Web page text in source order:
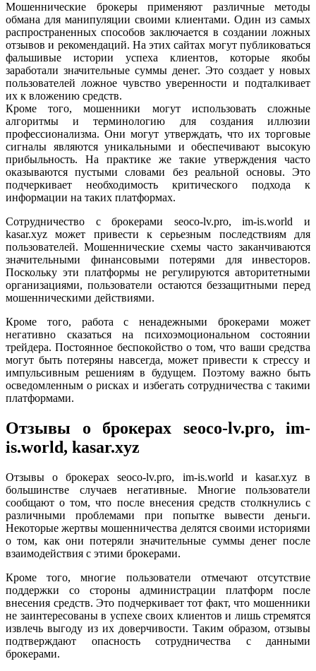
Мошеннические брокеры применяют различные методы
обмана для манипуляции своими клиентами. Один из самых
распространенных способов заключается в создании ложных
отзывов и рекомендаций. На этих сайтах могут публиковаться
фальшивые истории успеха клиентов, которые якобы
заработали значительные суммы денег. Это создает у новых
пользователей ложное чувство уверенности и подталкивает
их к вложению средств.
Кроме того, мошенники могут использовать сложные
алгоритмы и терминологию для создания иллюзии
профессионализма. Они могут утверждать, что их торговые
сигналы являются уникальными и обеспечивают высокую
прибыльность. На практике же такие утверждения часто
оказываются пустыми словами без реальной основы. Это
подчеркивает необходимость критического подхода к
информации на таких платформах.
Сотрудничество с брокерами seoco-lv.pro, im-is.world и
kasar.xyz может привести к серьезным последствиям для
пользователей. Мошеннические схемы часто заканчиваются
значительными финансовыми потерями для инвесторов.
Поскольку эти платформы не регулируются авторитетными
организациями, пользователи остаются беззащитными перед
мошенническими действиями.
Кроме того, работа с ненадежными брокерами может
негативно сказаться на психоэмоциональном состоянии
трейдера. Постоянное беспокойство о том, что ваши средства
могут быть потеряны навсегда, может привести к стрессу и
импульсивным решениям в будущем. Поэтому важно быть
осведомленным о рисках и избегать сотрудничества с такими
платформами.
Отзывы о брокерах seoco-lv.pro, im-
is.world, kasar.xyz
Отзывы о брокерах seoco-lv.pro, im-is.world и kasar.xyz в
большинстве случаев негативные. Многие пользователи
сообщают о том, что после внесения средств столкнулись с
различными проблемами при попытке вывести деньги.
Некоторые жертвы мошенничества делятся своими историями
о том, как они потеряли значительные суммы денег после
взаимодействия с этими брокерами.
Кроме того, многие пользователи отмечают отсутствие
поддержки со стороны администрации платформ после
внесения средств. Это подчеркивает тот факт, что мошенники
не заинтересованы в успехе своих клиентов и лишь стремятся
извлечь выгоду из их доверчивости. Таким образом, отзывы
подтверждают опасность сотрудничества с данными
брокерами.